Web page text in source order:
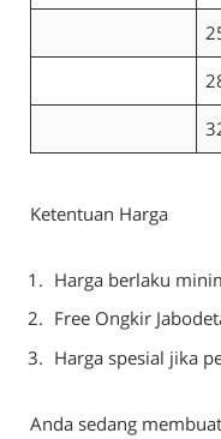
Ketentuan Harga
Harga berlaku
Free Ongkir
Harga spesial jika
Anda sedang